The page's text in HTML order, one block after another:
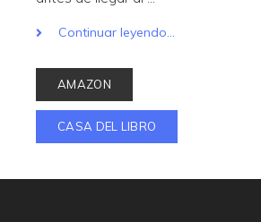
Continuar leyendo...
AMAZON
CASA DEL LIBRO